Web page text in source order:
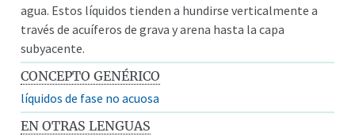
agua. Estos líquidos tienden a hundirse verticalmente a
través de acuíferos de grava y arena hasta la capa
subyacente.
CONCEPTO GENÉRICO
líquidos de fase no acuosa
EN OTRAS LENGUAS